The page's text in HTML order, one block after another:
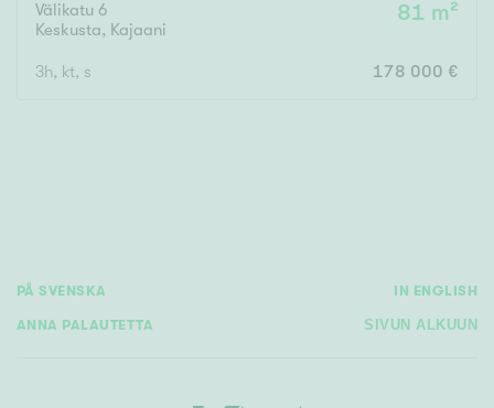
Välikatu 6
Keskusta, Kajaani
81 m²
3h, kt, s 178 000 €
PÅ SVENSKA IN ENGLISH
ANNA PALAUTETTA SIVUN ALKUUN